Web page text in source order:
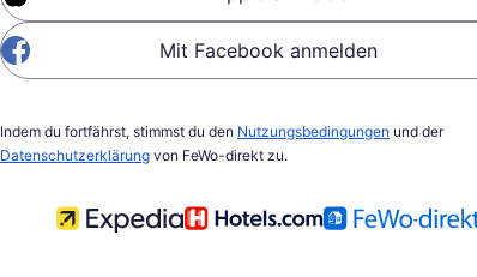
Mit Facebook anmelden
Indem du fortfährst, stimmst du den Nutzungsbedingungen und der
Datenschutzerklärung von FeWo-direkt zu.